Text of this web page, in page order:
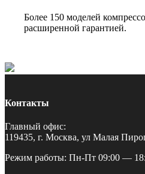
Более 150 моделей
расширенной гарантией.
Контакты
Главный офис:
119435, г. Москва, ул Малая
Режим работы: Пн-Пт 09:00 —